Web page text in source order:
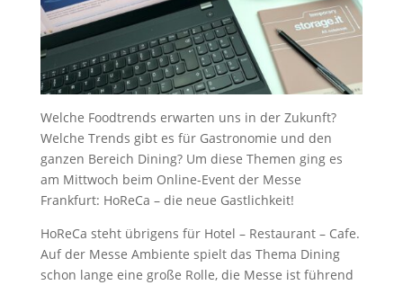
Welche Foodtrends erwarten uns in der Zukunft?
Welche Trends gibt es für Gastronomie und den
ganzen Bereich Dining? Um diese Themen ging es
am Mittwoch beim Online-Event der Messe
Frankfurt: HoReCa – die neue Gastlichkeit!
HoReCa steht übrigens für Hotel – Restaurant – Cafe.
Auf der Messe Ambiente spielt das Thema Dining
schon lange eine große Rolle, die Messe ist führend